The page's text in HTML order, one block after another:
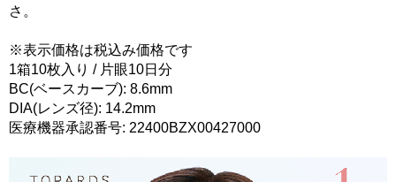
さ。
※表示価格は税込み価格です
1箱10枚入り / 片眼10日分
BC(ベースカーブ): 8.6mm
DIA(レンズ径): 14.2mm
医療機器承認番号: 22400BZX00427000